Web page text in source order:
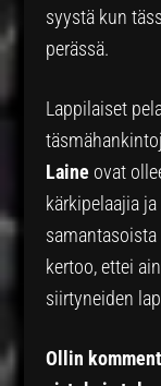
syystä kun
perässä.
Lappilaiset
Laine ovat
kärkipelaajia
kertoo, ettei
siirtyneiden
Ollin